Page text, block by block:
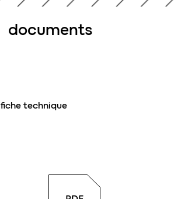
documents
fiche technique